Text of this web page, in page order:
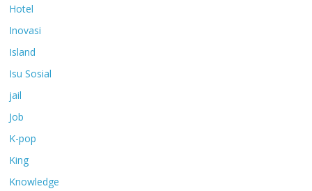
Hotel
Inovasi
Island
Isu Sosial
jail
Job
K-pop
King
Knowledge